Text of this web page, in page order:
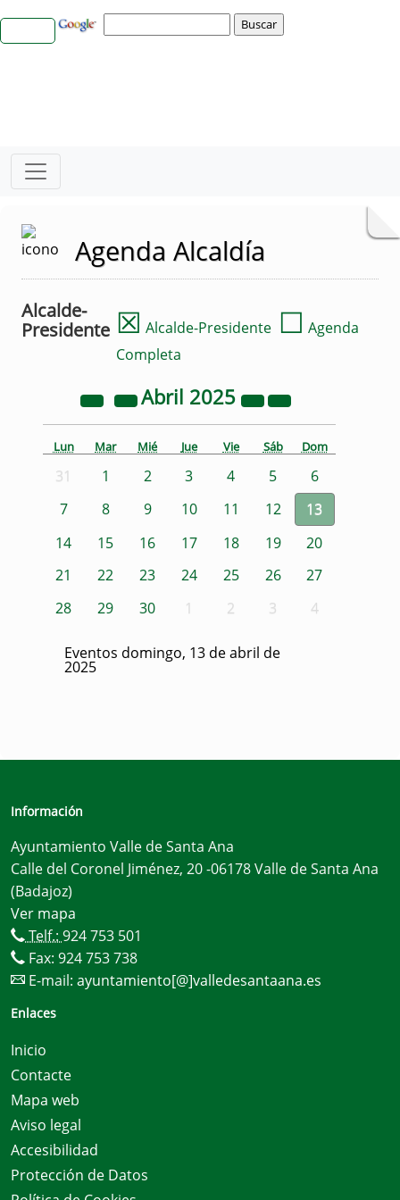
Agenda Alcaldía
Alcalde-
Presidente ☒ Alcalde-Presidente ☐ Agenda
Completa
Abril 2025
Lun Mar Mié Jue Vie Sáb Dom
31 1 2 3 4 5
6
7
8 9 10 11 12
13
14
15 16 17 18 19
20
21
22 23 24 25 26
27
28
29 30 1 2 3 4
Eventos domingo, 13 de abril de
2025
Información
Ayuntamiento Valle de Santa Ana
Calle del Coronel Jiménez, 20 -06178 Valle de Santa Ana
(Badajoz)
Ver mapa
Telf.: 924 753 501
Fax: 924 753 738
E-mail: ayuntamiento[@]valledesantaana.es
Enlaces
Inicio
Contacte
Mapa web
Aviso legal
Accesibilidad
Protección de Datos